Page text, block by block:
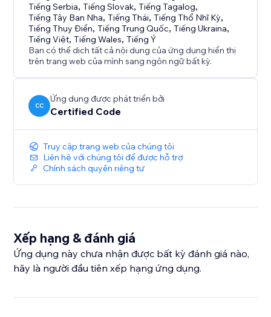
Tiếng Serbia,Tiếng Slovak,Tiếng Tagalog,
Tiếng Tây Ban Nha,Tiếng Thái,Tiếng Thổ Nhĩ Kỳ,
Tiếng Thụy Điển,Tiếng Trung Quốc,Tiếng Ukraina,
Tiếng Việt,Tiếng Wales,Tiếng Ý
Bạn có thể dịch tất cả nội dung của ứng dụng hiển thị
trên trang web của mình sang ngôn ngữ bất kỳ.
CC
Ứng dụng được phát triển bởi
Certified Code
Truy cập trang web của chúng tôi
Liên hệ với chúng tôi để được hỗ trợ
Chính sách quyền riêng tư
Xếp hạng & đánh giá
Ứng dụng này chưa nhận được bất kỳ đánh giá nào,
hãy là người đầu tiên xếp hạng ứng dụng.